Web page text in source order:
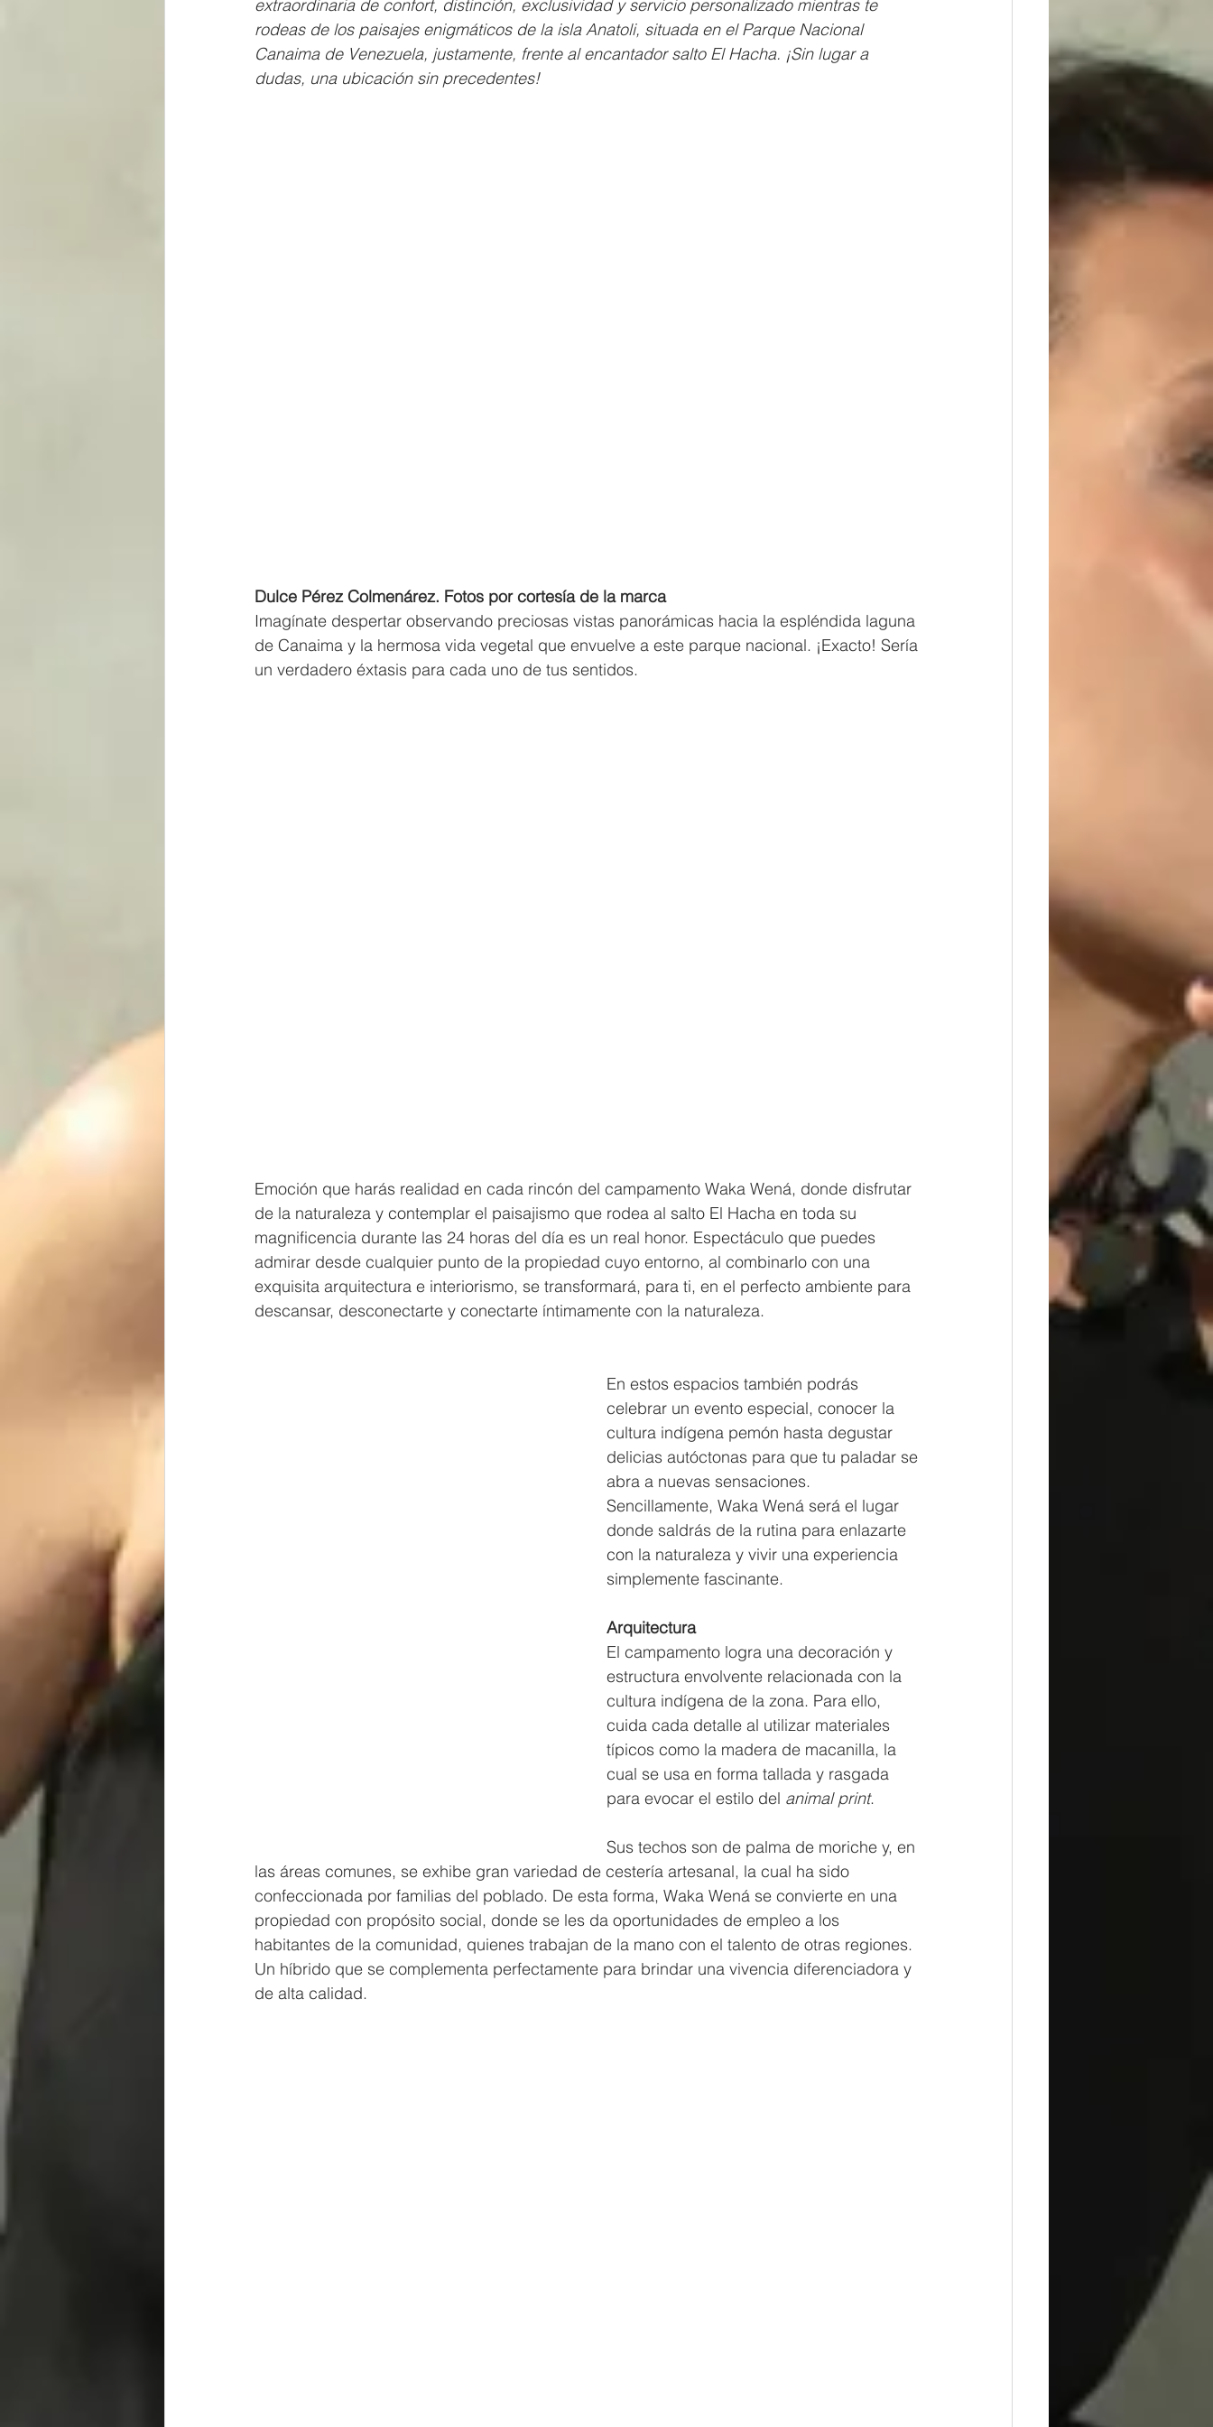
extraordinaria de confort, distinción, exclusividad y servicio personalizado mientras te
rodeas de los paisajes enigmáticos de la isla Anatoli, situada en el Parque Nacional
Canaima de Venezuela, justamente, frente al encantador salto El Hacha. ¡Sin lugar a
dudas, una ubicación sin precedentes!
Dulce Pérez Colmenárez. Fotos por cortesía de la marca
Imagínate despertar observando preciosas vistas panorámicas hacia la espléndida laguna
de Canaima y la hermosa vida vegetal que envuelve a este parque nacional. ¡Exacto! Sería
un verdadero éxtasis para cada uno de tus sentidos.
Emoción que harás realidad en cada rincón del campamento Waka Wená, donde disfrutar
de la naturaleza y contemplar el paisajismo que rodea al salto El Hacha en toda su
magnificencia durante las 24 horas del día es un real honor. Espectáculo que puedes
admirar desde cualquier punto de la propiedad cuyo entorno, al combinarlo con una
exquisita arquitectura e interiorismo, se transformará, para ti, en el perfecto ambiente para
descansar, desconectarte y conectarte íntimamente con la naturaleza.
En estos espacios también podrás
celebrar un evento especial, conocer la
cultura indígena pemón hasta degustar
delicias autóctonas para que tu paladar se
abra a nuevas sensaciones.
Sencillamente, Waka Wená será el lugar
donde saldrás de la rutina para enlazarte
con la naturaleza y vivir una experiencia
simplemente fascinante.
Arquitectura
El campamento logra una decoración y
estructura envolvente relacionada con la
cultura indígena de la zona. Para ello,
cuida cada detalle al utilizar materiales
típicos como la madera de macanilla, la
cual se usa en forma tallada y rasgada
para evocar el estilo del animal print.
Sus techos son de palma de moriche y, en
las áreas comunes, se exhibe gran variedad de cestería artesanal, la cual ha sido
confeccionada por familias del poblado. De esta forma, Waka Wená se convierte en una
propiedad con propósito social, donde se les da oportunidades de empleo a los
habitantes de la comunidad, quienes trabajan de la mano con el talento de otras regiones.
Un híbrido que se complementa perfectamente para brindar una vivencia diferenciadora y
de alta calidad.